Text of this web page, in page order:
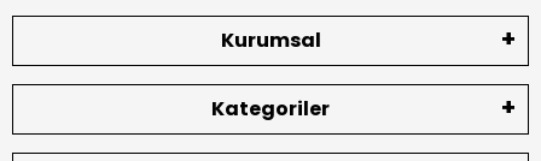
Kurumsal
Kategoriler